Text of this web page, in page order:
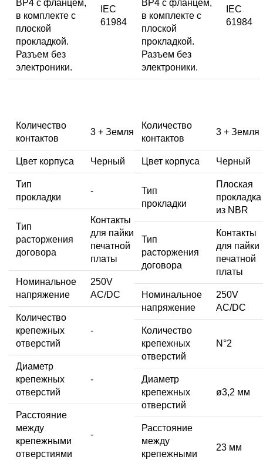
BP4 с фланцем,
в комплекте с
плоской
прокладкой.
Разъем без
электроники.
IEC
61984
Количество
контактов
3 + Земля
Цвет корпуса Черный
Тип
прокладки
-
Тип
расторжения
договора
Контакты
для пайки
печатной
платы
Номинальное
напряжение
250V
AC/DC
Количество
крепежных
отверстий
-
Диаметр
крепежных
отверстий
-
Расстояние
между
крепежными
отверстиями
-
BP4 с фланцем,
в комплекте с
плоской
прокладкой.
Разъем без
электроники.
IEC
61984
Количество
контактов
3 + Земля
Цвет корпуса Черный
Тип
прокладки
Плоская
прокладка
из NBR
Тип
расторжения
договора
Контакты
для пайки
печатной
платы
Номинальное
напряжение
250V
AC/DC
Количество
крепежных
отверстий
N°2
Диаметр
крепежных
отверстий
ø3,2 мм
Расстояние
между
крепежными
23 мм